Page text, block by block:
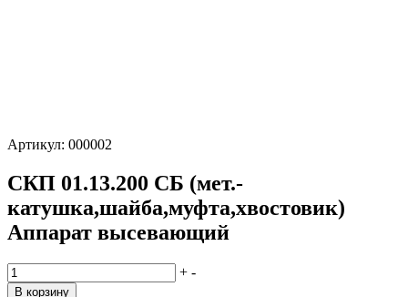
Артикул: 000002
СКП 01.13.200 СБ (мет.-
катушка,шайба,муфта,хвостовик)
Аппарат высевающий
Количество
товара
+ -
В корзину